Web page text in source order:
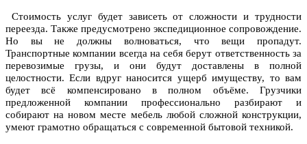
Стоимость услуг будет зависеть от сложности и трудности
переезда. Также предусмотрено экспедиционное сопровождение.
Но вы не должны волноваться, что вещи пропадут.
Транспортные компании всегда на себя берут ответственность за
перевозимые грузы, и они будут доставлены в полной
целостности. Если вдруг наносится ущерб имуществу, то вам
будет всё компенсировано в полном объёме. Грузчики
предложенной компании профессионально разбирают и
собирают на новом месте мебель любой сложной конструкции,
умеют грамотно обращаться с современной бытовой техникой.